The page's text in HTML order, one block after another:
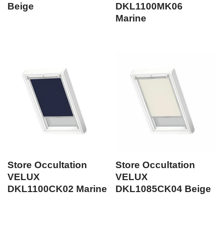
Beige
DKL1100MK06
Marine
Store Occultation
VELUX
DKL1100CK02 Marine
Store Occultation
VELUX
DKL1085CK04 Beige